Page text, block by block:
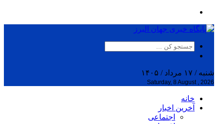
شنبه / ۱۷ مرداد / ۱۴۰۵
Saturday, 8 August , 2026
خانه
آخرین اخبار
اجتماعی